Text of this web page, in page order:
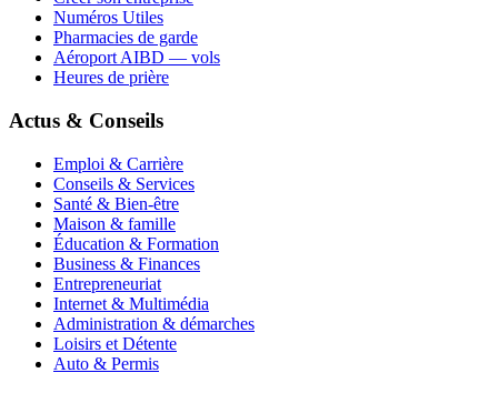
Numéros Utiles
Pharmacies de garde
Aéroport AIBD — vols
Heures de prière
Actus & Conseils
Emploi & Carrière
Conseils & Services
Santé & Bien-être
Maison & famille
Éducation & Formation
Business & Finances
Entrepreneuriat
Internet & Multimédia
Administration & démarches
Loisirs et Détente
Auto & Permis